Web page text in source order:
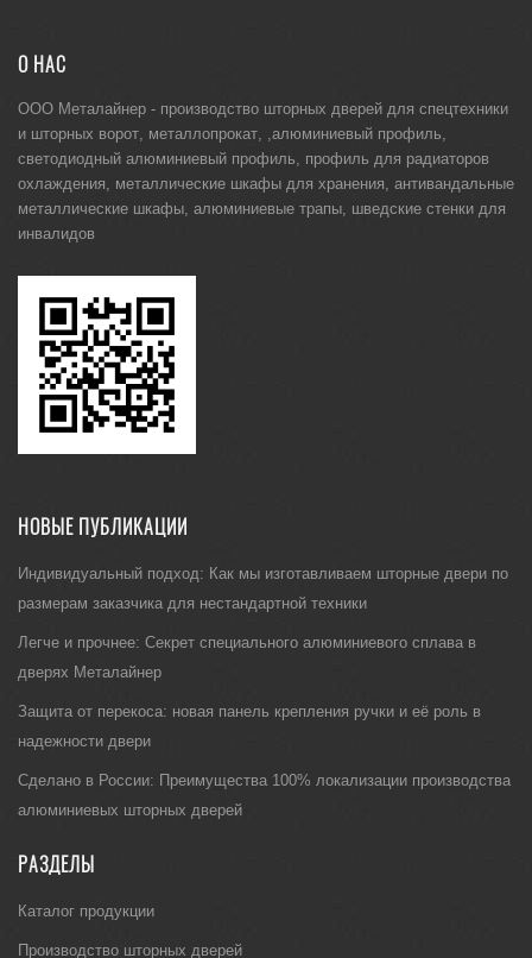
О НАС
ООО Металайнер - производство шторных дверей для спецтехники
и шторных ворот, металлопрокат, ,алюминиевый профиль,
светодиодный алюминиевый профиль, профиль для радиаторов
охлаждения, металлические шкафы для хранения, антивандальные
металлические шкафы, алюминиевые трапы, шведские стенки для
инвалидов
НОВЫЕ ПУБЛИКАЦИИ
Индивидуальный подход: Как мы изготавливаем шторные двери по
размерам заказчика для нестандартной техники
Легче и прочнее: Секрет специального алюминиевого сплава в
дверях Металайнер
Защита от перекоса: новая панель крепления ручки и её роль в
надежности двери
Сделано в России: Преимущества 100% локализации производства
алюминиевых шторных дверей
РАЗДЕЛЫ
Каталог продукции
Производство шторных дверей